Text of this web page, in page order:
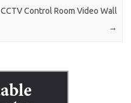
CCTV Control Room Video Wall
→